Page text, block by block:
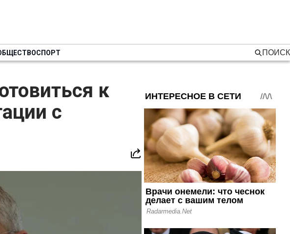
СПОРТ ПОИСК
к
с